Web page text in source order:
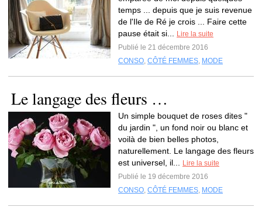
temps ... depuis que je suis revenue
de l'Ile de Ré je crois ... Faire cette
pause était si...
Lire la suite
Publié le 21 décembre 2016
CONSO, CÔTÉ FEMMES, MODE
Le langage des fleurs …
Un simple bouquet de roses dites "
du jardin ", un fond noir ou blanc et
voilà de bien belles photos,
naturellement. Le langage des fleurs
est universel, il...
Lire la suite
Publié le 19 décembre 2016
CONSO, CÔTÉ FEMMES, MODE